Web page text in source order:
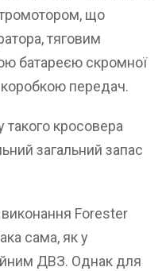
що
тяговим
батареєю скромної
коробкою передач.
такого кросовера
загальний запас
виконання Forester
сама, як у
ДВЗ. Однак для